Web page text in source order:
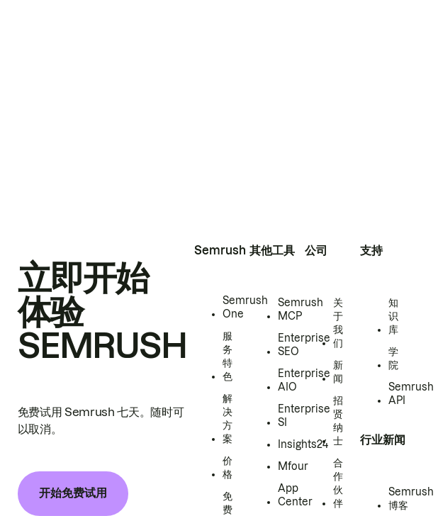
立即开始
体验
SEMRUSH
免费试用 Semrush 七天。随时可
以取消。
开始免费试用
Semrush
Semrush
One
服
务
特
色
解
决
方
案
价
格
免
费
其他工具
Semrush
MCP
Enterprise
SEO
Enterprise
AIO
Enterprise
SI
Insights24
Mfour
App
Center
公司
关
于
我
们
新
闻
招
贤
纳
士
合
作
伙
伴
支持
知
识
库
学
院
Semrush
API
行业新闻
Semrush
博客